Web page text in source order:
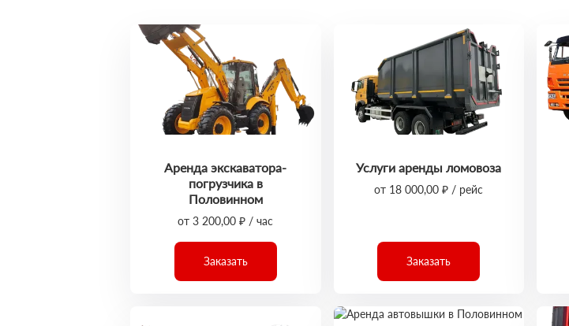
Аренда экскаватора-
погрузчика в
Половинном
от 3 200,00 ₽ / час
Заказать
Услуги аренды ломовоза
от 18 000,00 ₽ / рейс
Заказать